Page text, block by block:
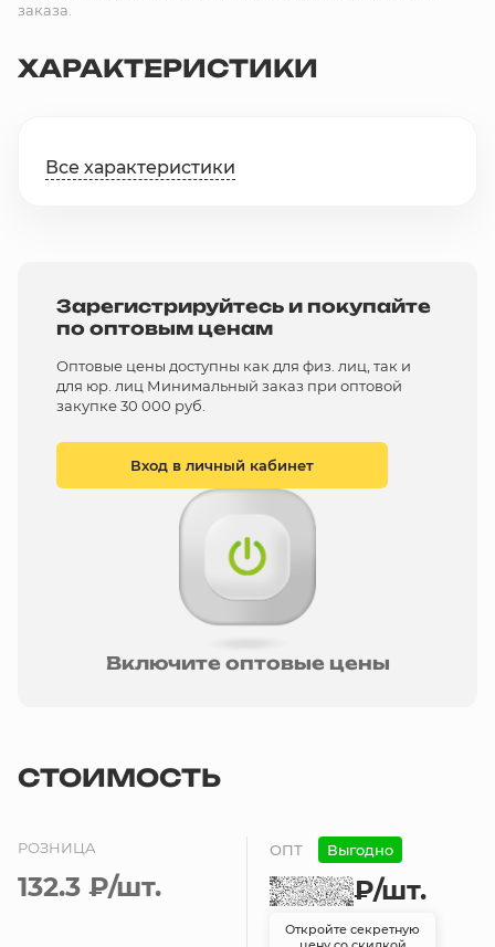
заказа.
ХАРАКТЕРИСТИКИ
Все характеристики
Зарегистрируйтесь и покупайте
по оптовым ценам
Оптовые цены доступны как для физ. лиц, так и
для юр. лиц Минимальный заказ при оптовой
закупке 30 000 руб.
Вход в личный кабинет
Включите оптовые цены
СТОИМОСТЬ
РОЗНИЦА
132.3 ₽/шт.
ОПТ Выгодно
₽/шт.
Откройте секретную